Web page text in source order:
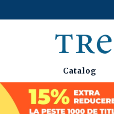
Catalog